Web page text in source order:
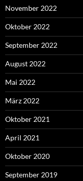
November 2022
Oktober 2022
September 2022
August 2022
Mai 2022
März 2022
Oktober 2021
April 2021
Oktober 2020
September 2019